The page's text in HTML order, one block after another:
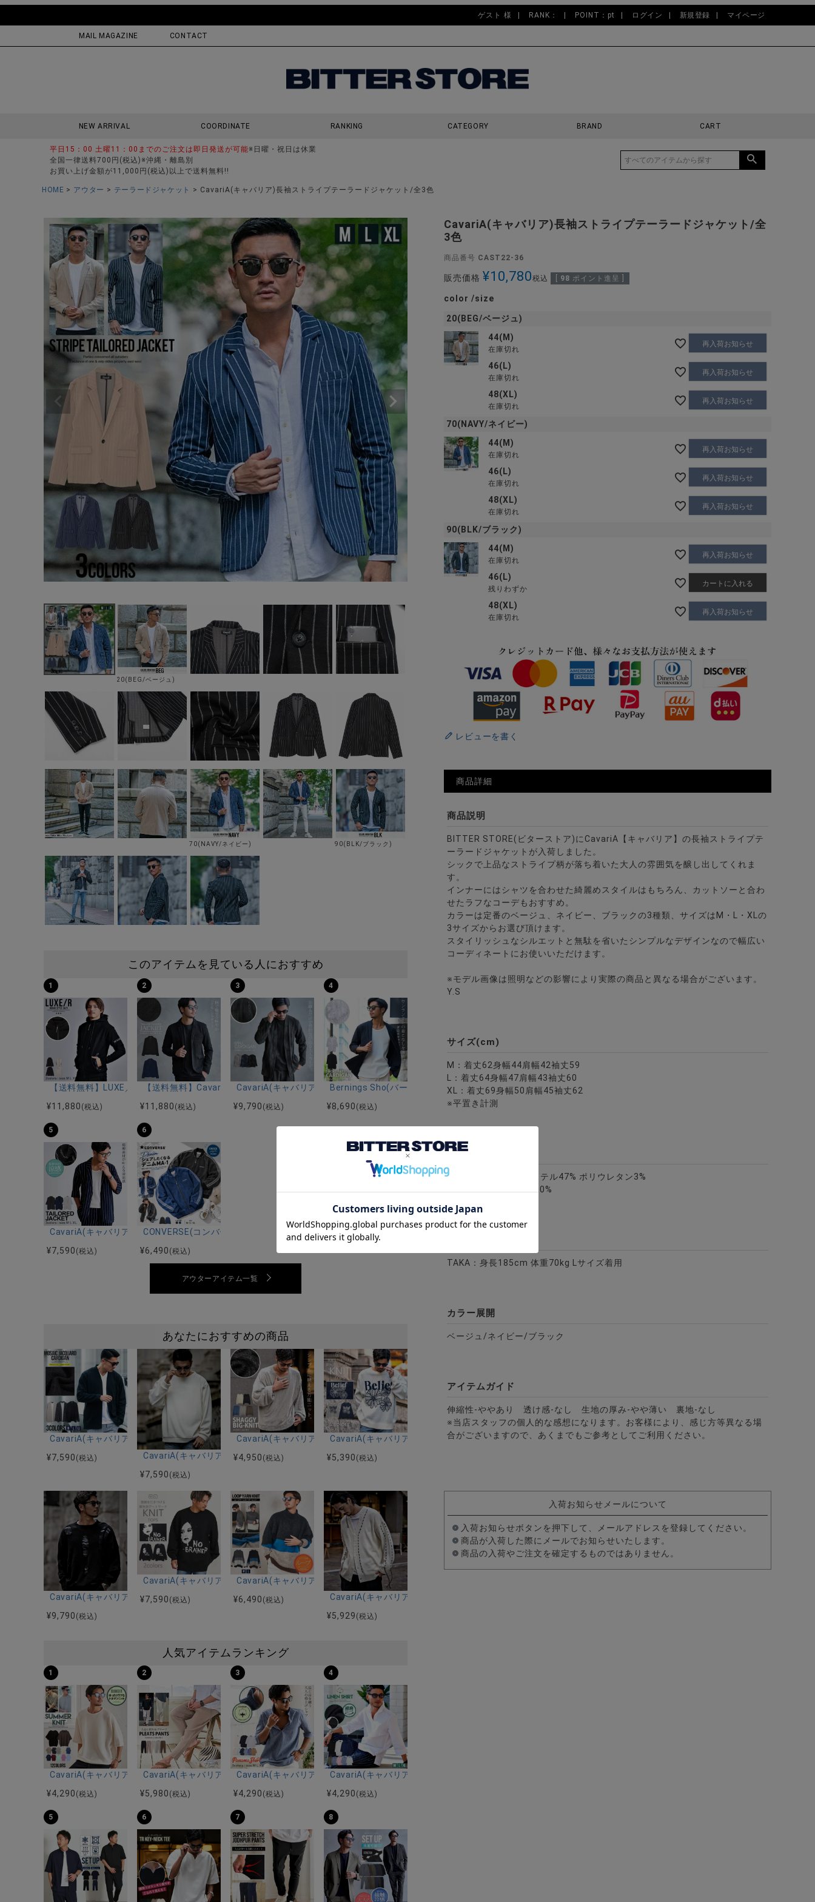
ゲスト 様 RANK： POINT：pt ログイン 新規登録 マイページ
MAIL MAGAZINE CONTACT
NEW ARRIVAL COORDINATE RANKING CATEGORY BRAND CART
平日15：00 土曜11：00までのご注文は即日発送が可能※日曜・祝日は休業
全国一律送料700円(税込)※沖縄・離島別
お買い上げ金額が11,000円(税込)以上で送料無料!!
HOME アウター テーラードジャケット CavariA(キャバリア)長袖ストライプテーラードジャケット/全3色
20(BEG/ベージュ)
70(NAVY/ネイビー) 90(BLK/ブラック)
このアイテムを見ている人におすすめ
1
【送料無料】LUXE／R(ラグジュ)ストレッチ裏フリースジップパーカー/全2色
¥11,880 (税込)
2
【送料無料】CavariA(キャバリア)千鳥ジャガードテーラードJKT/全2色
¥11,880 (税込)
3
CavariA(キャバリア)汚し加工ケーブルカーディガン/全3色
¥9,790 (税込)
4
Bernings Sho(バーニングショウ)スモーク柄ノーカラー7分袖カーディガン/全2色
¥8,690 (税込)
5
CavariA(キャバリア)楊柳ストライプ7分袖ジャケット/全3色
¥7,590 (税込)
6
CONVERSE(コンバース)デニムリブブルゾン/全2色
¥6,490 (税込)
アウターアイテム一覧
あなたにおすすめの商品
CavariA(キャバリア)モザイクジャガードノーカラー長袖ボタンレスカーディガン/全3色
¥7,590 (税込)
CavariA(キャバリア)カットコーデュロイクルーネック長袖カットソー/全3色
¥7,590 (税込)
CavariA(キャバリア)シャギービッグシルエット長袖ニットソー/全5色
¥4,950 (税込)
CavariA(キャバリア)フラワージャガードクルー長袖ニット/全2色
¥5,390 (税込)
CavariA(キャバリア)グランジクルーネック長袖ニット/全2色
¥9,790 (税込)
CavariA(キャバリア)スモーキングガールジャガード長袖ニット/全2色
¥7,590 (税込)
CavariA(キャバリア)ループヤーンオーバーサイズボーダーハーフネック長袖ニット/全2色
¥6,490 (税込)
CavariA(キャバリア)ハンドステッチオーバーサイズ長袖カーディガン/全2色
¥5,929 (税込)
人気アイテムランキング
1
CavariA(キャバリア)12Gミラノリブクルーネックドルマンハーフスリーブニット/全12色
¥4,290 (税込)
2
CavariA(キャバリア)プリーツ加工イージーロングパンツ/全5色
¥5,980 (税込)
3
CavariA(キャバリア)パナマ織り7分袖カプリシャツ/全9色
¥4,290 (税込)
4
CavariA(キャバリア)コットンリネンホリゾンタルカラー7分袖カプリシャツ/全8色
¥4,290 (税込)
5 6 7 8
CavariA(キャバリア)長袖ストライプテーラードジャケット/全
3色
商品番号 CAST22-36
販売価格 ¥10,780税込 98 ポイント進呈 ]
color size
20(BEG/ベージュ)
44(M)
在庫切れ
再入荷お知らせ
46(L)
在庫切れ
再入荷お知らせ
48(XL)
在庫切れ
再入荷お知らせ
70(NAVY/ネイビー)
44(M)
在庫切れ
再入荷お知らせ
46(L)
在庫切れ
再入荷お知らせ
48(XL)
在庫切れ
再入荷お知らせ
90(BLK/ブラック)
44(M)
在庫切れ
再入荷お知らせ
46(L)
残りわずか
カートに入れる
48(XL)
在庫切れ
再入荷お知らせ
レビューを書く
商品詳細
商品説明
BITTER STORE(ビターストア)にCavariA【キャバリア】の長袖ストライプテ
ーラードジャケットが入荷しました。
シックで上品なストライプ柄が落ち着いた大人の雰囲気を醸し出してくれま
す。
インナーにはシャツを合わせた綺麗めスタイルはもちろん、カットソーと合わ
せたラフなコーデもおすすめ。
カラーは定番のベージュ、ネイビー、ブラックの3種類、サイズはM・L・XLの
3サイズからお選び頂けます。
スタイリッシュなシルエットと無駄を省いたシンプルなデザインなので幅広い
コーディネートにお使いいただけます。
※モデル画像は照明などの影響により実際の商品と異なる場合がございます。
Y.S
サイズ(cm)
M：着丈62身幅44肩幅42袖丈59
L：着丈64身幅47肩幅43袖丈60
XL：着丈69身幅50肩幅45袖丈62
※平置き計測
素材
表地：綿50% ポリエステル47% ポリウレタン3%
裏地：ポリエステル100%
TAKA：身長185cm 体重70kg Lサイズ着用
カラー展開
ベージュ/ネイビー/ブラック
アイテムガイド
伸縮性-ややあり 透け感-なし 生地の厚み-やや薄い 裏地-なし
※当店スタッフの個人的な感想になります。お客様により、感じ方等異なる場
合がございますので、あくまでもご参考としてご利用ください。
入荷お知らせメールについて
入荷お知らせボタンを押下して、メールアドレスを登録してください。
商品が入荷した際にメールでお知らせいたします。
商品の入荷やご注文を確定するものではありません。